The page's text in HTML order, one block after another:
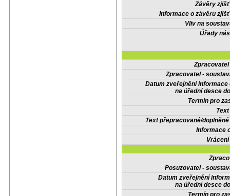
Závěry
Informace o závěru
Vliv na
Úřady
Zpracovatel -
Datum zveřejnění informace
na úřední desce
Termín pro
Text přepracované/
Informace
Posuzovatel -
Datum zveřejnění
na úřední desce
Termín pro